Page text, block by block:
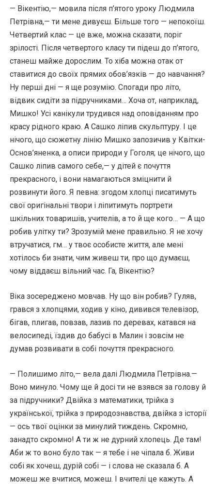
— Вікентію,— мовила після п’ятого уроку Людмила
Петрівна,— ти мене дивуєш. Більше того — непокоїш.
Четвертий клас — це вже, можна сказати, поріг
зрілості. Після четвертого класу ти підеш до п’ятого,
станеш майже дорослим. То хіба можна отак от
ставитися до своїх прямих обов’язків — до навчання?
Ну перші дні — я ще розумію. Спогади про літо,
відвик сидіти за підручниками… Хоча от, наприклад,
Мишко! Усі канікули трудився над оповіданням про
красу рідного краю. А Сашко ліпив скульптуру. І це
нічого, що сюжетну лінію Мишко запозичив у Квітки-
Основ’яненка, а описи природи у Гоголя; це нічого, що
Сашко ліпив самого себе,— у дітей є почуття
прекрасного, і вони намагаються зміцнити й
розвинути його. Я певна: згодом хлопці писатимуть
свої оригінальні твори і ліпитимуть портрети
шкільних товаришів, учителів, а то й ще кого… — А що
робив улітку ти? Зрозумій мене правильно. Я не хочу
втручатися, гм… у твоє особисте життя, але мені
хотілось би знати, чим живеш ти, про що думаєш,
чому віддаєш вільний час. Га, Вікентію?
Віка зосереджено мовчав. Ну що він робив? Гуляв,
грався з хлопцями, ходив у кіно, дивився телевізор,
бігав, плигав, повзав, лазив по деревах, катався на
велосипеді, їздив до бабусі в Малин і зовсім не
думав розвивати в собі почуття прекрасного.
— Полишимо літо,— вела далі Людмила Петрівна.—
Воно минуло. Чому ще й досі ти не взявся за голову й
за підручники? Двійка з математики, трійка з
української, трійка з природознавства, двійка з історії
— ось твої оцінки за минулий тиждень. Скромно,
занадто скромно! А ти ж не дурний хлопець. Де там!
Аби ж то воно було так — я тебе і не чіпала б. Живи
собі як хочеш, дурій собі — і слова не сказала б. А
можеш же вчитися, можеш. І вчителі це кажуть. А